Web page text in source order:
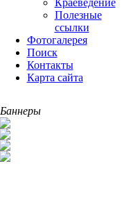
Краеведение
Полезные
ссылки
Фотогалерея
Поиск
Контакты
Карта сайта
Баннеры